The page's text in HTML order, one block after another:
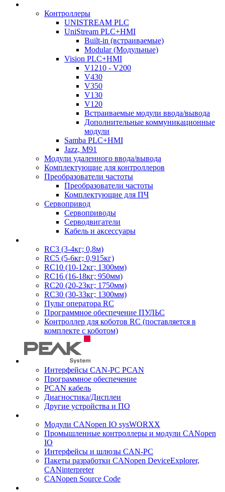
Контроллеры
UNISTREAM PLC
UniStream PLC+HMI
Built-in (встраиваемые)
Modular (Модульные)
Vision PLC+HMI
V1210 - V200
V430
V350
V130
V120
Встраиваемые модули ввода/вывода
Дополнительные коммуникационные
модули
Samba PLC+HMI
Jazz, M91
Модули удаленного ввода/вывода
Комплектующие для контроллеров
Преобразователи частоты
Преобразователи частоты
Комплектующие для ПЧ
Сервопривод
Сервоприводы
Серводвигатели
Кабель и аксессуары
RC3 (3-4кг; 0,8м)
RC5 (5-6кг; 0,915кг)
RC10 (10-12кг; 1300мм)
RC16 (16-18кг; 950мм)
RC20 (20-23кг; 1750мм)
RC30 (30-33кг; 1300мм)
Пульт оператора RC
Программное обеспечение ПУЛЬС
Контроллер для коботов RC (поставляется в
комплекте с коботом)
Интерфейсы CAN-PC PCAN
Программное обеспечение
PCAN кабель
Диагностика/Дисплеи
Другие устройства и ПО
Модули CANopen IO sysWORXX
Промышленные контроллеры и модули CANopen
IO
Интерфейсы и шлюзы CAN-PC
Пакеты разработки CANopen DeviceExplorer,
CANinterpreter
CANopen Source Code